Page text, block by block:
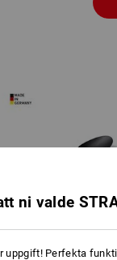
ni valde
uppgift! Perfekta